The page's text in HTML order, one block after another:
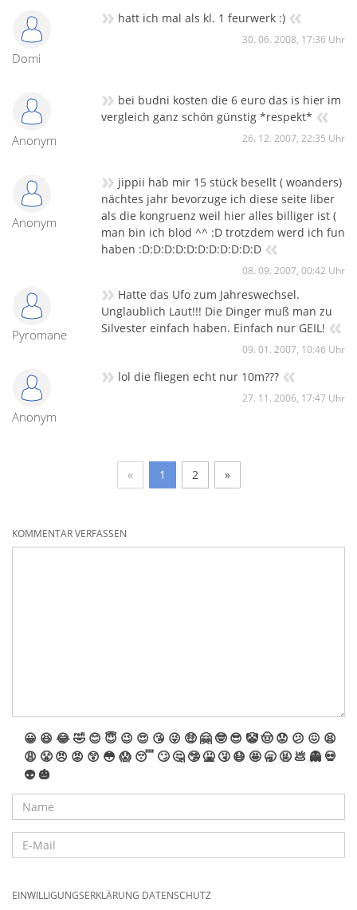
Domi
» hatt ich mal als kl. 1 feurwerk :) «
30. 06. 2008, 17:36 Uhr
Anonym
» bei budni kosten die 6 euro das is hier im
vergleich ganz schön günstig *respekt* «
26. 12. 2007, 22:35 Uhr
Anonym
» jippii hab mir 15 stück besellt ( woanders)
nächtes jahr bevorzuge ich diese seite liber
als die kongruenz weil hier alles billiger ist (
man bin ich blöd ^^ :D trotzdem werd ich fun
haben :D:D:D:D:D:D:D:D:D:D:D «
08. 09. 2007, 00:42 Uhr
Pyromane
» Hatte das Ufo zum Jahreswechsel.
Unglaublich Laut!!! Die Dinger muß man zu
Silvester einfach haben. Einfach nur GEIL! «
09. 01. 2007, 10:46 Uhr
Anonym
» lol die fliegen echt nur 10m??? «
27. 11. 2006, 17:47 Uhr
« 1 2 »
KOMMENTAR VERFASSEN
😀 😆 😂🤣 😊 😇 😉 😍 😘 😜 🤑 🤗 🤓 😎 🤡🤠 😟 😕 😖 😫
😩 😤 😠 😡 😲 😳 😱 😴 🙄 🤔 🤥 🤮 🤧 😷 🤩 🥱 🤬 💩 👻 💀
👽 🎃
EINWILLIGUNGSERKLÄRUNG DATENSCHUTZ